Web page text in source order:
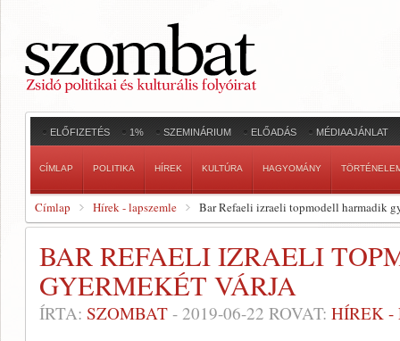
ELŐFIZETÉS 1% SZEMINÁRIUM ELŐADÁS MÉDIAAJÁNLAT
CÍMLAP POLITIKA HÍREK KULTÚRA HAGYOMÁNY
Címlap Hírek - lapszemle Bar Refaeli izraeli topmodell harmadik
BAR REFAELI IZRAELI
GYERMEKÉT VÁRJA
ÍRTA: SZOMBAT - 2019-06-22 ROVAT: HÍREK -